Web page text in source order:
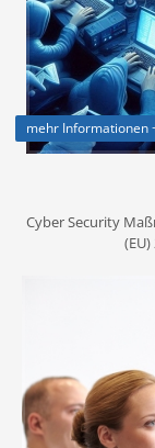
mehr Informationen
Cyber Security